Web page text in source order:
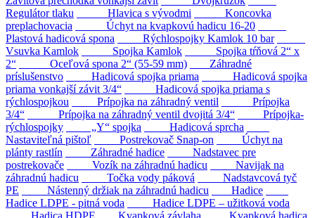
Regulátor tlaku
Hlavica s vývodmi
Koncovka
preplachovacia
Úchyt na kvapkovú hadicu 16-20
Plastová hadicová spona
Rýchlospojky Kamlok 10 bar
Vsuvka Kamlok
Spojka Kamlok
Spojka tŕňová 2“ x
2“
Oceľová spona 2“ (55-59 mm)
Záhradné
príslušenstvo
Hadicová spojka priama
Hadicová spojka
priama vonkajší závit 3/4“
Hadicová spojka priama s
rýchlospojkou
Prípojka na záhradný ventil
Prípojka
3/4“
Prípojka na záhradný ventil dvojitá 3/4“
Prípojka-
rýchlospojky
„Y“ spojka
Hadicová sprcha
Nastaviteľná pištoľ
Postrekovač Snap-on
Úchyt na
plánty rastlín
Záhradné hadice
Nadstavec pre
postrekovače
Vozík na záhradnú hadicu
Navijak na
záhradnú hadicu
Točka vody páková
Nadstavcová tyč
PE
Nástenný držiak na záhradnú hadicu
Hadice
Hadice LDPE - pitná voda
Hadice LDPE – užitková voda
Hadica HDPE
Kvapková závlaha Kvapková hadica